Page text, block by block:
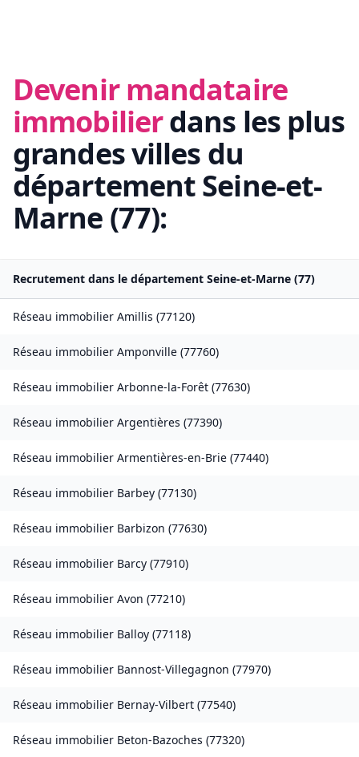
Devenir mandataire
immobilierdans les plus
grandes villes du
départementSeine-et-
Marne (77):
Recrutement dans le département Seine-et-Marne (77)
Réseau immobilier Amillis (77120)
Réseau immobilier Amponville (77760)
Réseau immobilier Arbonne-la-Forêt (77630)
Réseau immobilier Argentières (77390)
Réseau immobilier Armentières-en-Brie (77440)
Réseau immobilier Barbey (77130)
Réseau immobilier Barbizon (77630)
Réseau immobilier Barcy (77910)
Réseau immobilier Avon (77210)
Réseau immobilier Balloy (77118)
Réseau immobilier Bannost-Villegagnon (77970)
Réseau immobilier Bernay-Vilbert (77540)
Réseau immobilier Beton-Bazoches (77320)